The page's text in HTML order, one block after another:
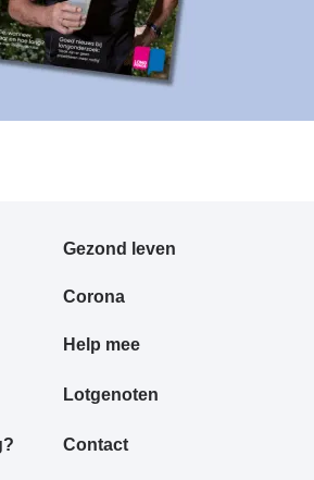
Gezond leven
Corona
Help mee
Lotgenoten
Contact